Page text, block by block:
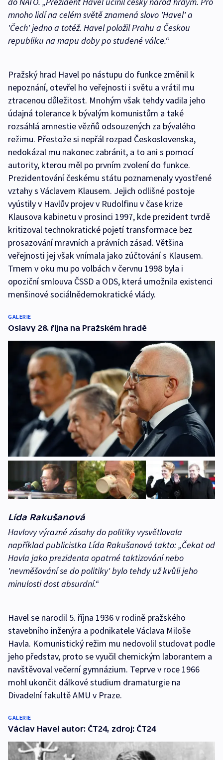
mnoho lidí na celém světě znamená slovo 'Havel' a
'Čech' jedno a totéž. Havel položil Prahu a Českou
republiku na mapu doby po studené válce.“
Pražský hrad Havel po nástupu do funkce změnil k
nepoznání, otevřel ho veřejnosti i světu a vrátil mu
ztracenou důležitost. Mnohým však tehdy vadila jeho
údajná tolerance k bývalým komunistům a také
rozsáhlá amnestie vězňů odsouzených za bývalého
režimu. Přestože si nepřál rozpad Československa,
nedokázal mu nakonec zabránit, a to ani s pomocí
autority, kterou měl po prvním zvolení do funkce.
Prezidentování českému státu poznamenaly vyostřené
vztahy s Václavem Klausem. Jejich odlišné postoje
vyústily v Havlův projev v Rudolfinu v čase krize
Klausova kabinetu v prosinci 1997, kde prezident tvrdě
kritizoval technokratické pojetí transformace bez
prosazování mravních a právních zásad. Většina
veřejnosti jej však vnímala jako zúčtování s Klausem.
Trnem v oku mu po volbách v červnu 1998 byla i
opoziční smlouva ČSSD a ODS, která umožnila existenci
menšinové sociálnědemokratické vlády.
GALERIE
Oslavy 28. října na Pražském hradě
Lída Rakušanová
Havlovy výrazné zásahy do politiky vysvětlovala
například publicistka Lída Rakušanová takto:„Čekat od
Havla jako prezidenta opatrné taktizování nebo
'nevměšování se do politiky' bylo tehdy už kvůli jeho
minulosti dost absurdní.“
Havel se narodil 5. října 1936 v rodině pražského
stavebního inženýra a podnikatele Václava Miloše
Havla. Komunistický režim mu nedovolil studovat podle
jeho představ, proto se vyučil chemickým laborantem a
navštěvoval večerní gymnázium. Teprve v roce 1966
mohl ukončit dálkové studium dramaturgie na
Divadelní fakultě AMU v Praze.
GALERIE
Václav Havel autor: ČT24, zdroj: ČT24